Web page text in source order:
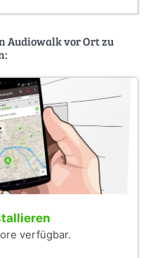
Audiowalk vor Ort zu
verfügbar.